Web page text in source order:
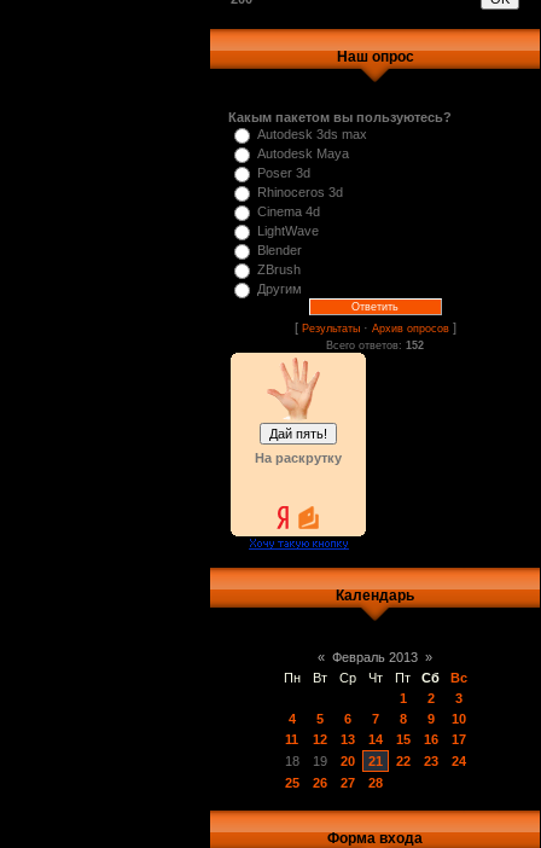
Наш опрос
Какым пакетом вы пользуютесь?
Autodesk 3ds max
Autodesk Maya
Poser 3d
Rhinoceros 3d
Cinema 4d
LightWave
Blender
ZBrush
Другим
[ Результаты· Архив опросов]
Всего ответов: 152
На раскрутку
Календарь
« Февраль 2013 »
Пн
Вт Ср Чт Пт Сб
Вс
1
2
3
4
5 6 7 8 9
10
11
12 13 14 15 16
17
18
19 20 21 22 23
24
25
26 27 28
Форма входа